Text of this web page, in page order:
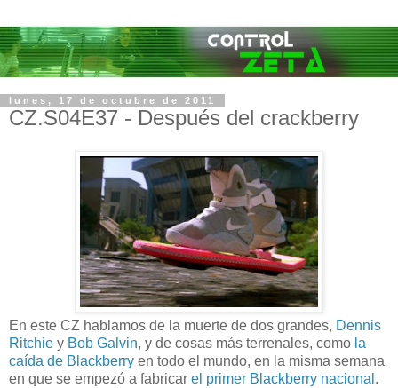
lunes, 17 de octubre de 2011
CZ.S04E37 - Después del crackberry
En este CZ hablamos de la muerte de dos grandes, Dennis
Ritchie y Bob Galvin, y de cosas más terrenales, como la
caída de Blackberry en todo el mundo, en la misma semana
en que se empezó a fabricar el primer Blackberry nacional .